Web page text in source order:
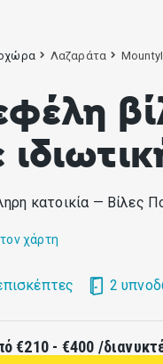
Λαζαράτα
κατοικία — Bίλες
χάρτη
2
€210 - €400 /